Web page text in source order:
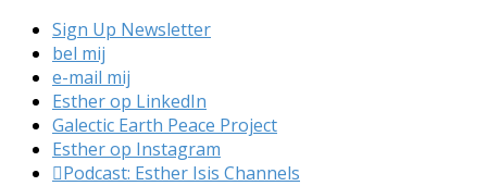
Sign Up Newsletter
bel mij
e-mail mij
Esther op LinkedIn
Galectic Earth Peace Project
Esther op Instagram
Podcast: Esther Isis Channels